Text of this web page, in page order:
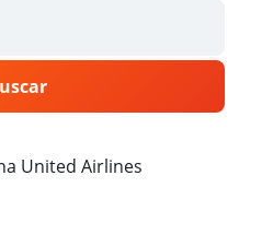
United Airlines